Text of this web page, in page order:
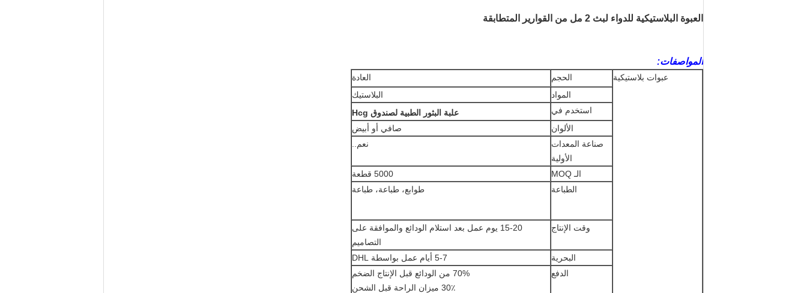
العبوة البلاستيكية للدواء لبث 2 مل من القوارير المتطابقة
المواصفات:
عبوات بلاستيكية الحجم
العادة
المواد
البلاستيك
استخدم في
علبة البثور الطبية لصندوق Hcg
الألوان
صافي أو أبيض
صناعة المعدات
الأولية
نعم..
الـ MOQ
5000 قطعة
الطباعة
طوابع، طباعة، طباعة
وقت الإنتاج
15-20 يوم عمل بعد استلام الودائع والموافقة على
التصاميم
البحرية
5-7 أيام عمل بواسطة DHL
الدفع
70% من الودائع قبل الإنتاج الضخم
30٪ ميزان الراحة قبل الشحن